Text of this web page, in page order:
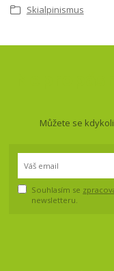
Skialpinismus
Můžete se
Souhlasím se
newsletteru.